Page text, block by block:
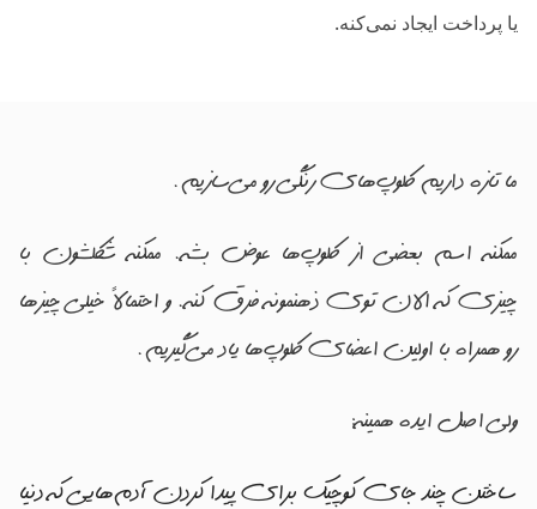
یا پرداخت ایجاد نمی‌کنه.
ما تازه داریم کلوپ‌های رنگی رو می‌سازیم.
ممکنه اسم بعضی از کلوپ‌ها عوض بشه. ممکنه شکلشون با
چیزی که الان توی ذهنمونه فرق کنه. و احتمالاً خیلی چیزها
رو همراه با اولین اعضای کلوپ‌ها یاد می‌گیریم.
ولی اصل ایده همینه:
ساختن چند جای کوچیک برای پیدا کردن آدم‌هایی که دنیا